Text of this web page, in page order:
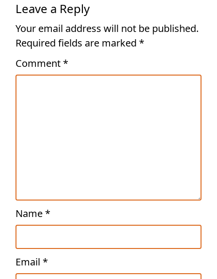
Leave a Reply
Your email address will not be published.
Required fields are marked *
Comment *
Name *
Email *